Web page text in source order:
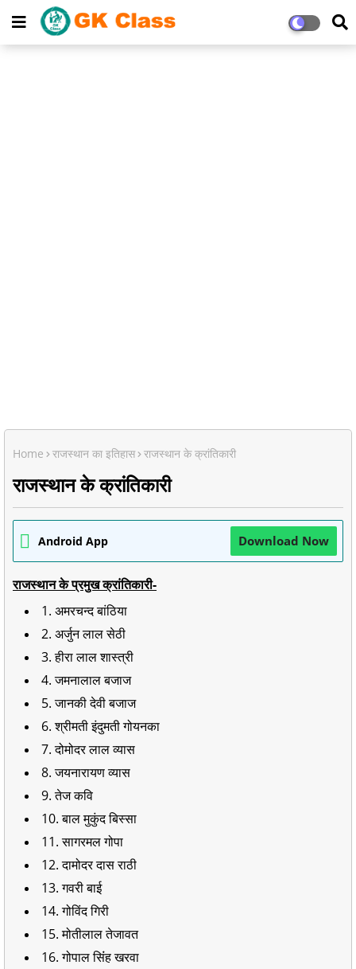
Home राजस्थान का इतिहास राजस्थान के क्रांतिकारी
राजस्थान के क्रांतिकारी
Android App Download Now
राजस्थान के प्रमुख क्रांतिकारी-
1. अमरचन्द बांठिया
2. अर्जुन लाल सेठी
3. हीरा लाल शास्त्री
4. जमनालाल बजाज
5. जानकी देवी बजाज
6. श्रीमती इंदुमती गोयनका
7. दोमोदर लाल व्यास
8. जयनारायण व्यास
9. तेज कवि
10. बाल मुकुंद बिस्सा
11. सागरमल गोपा
12. दामोदर दास राठी
13. गवरी बाई
14. गोविंद गिरी
15. मोतीलाल तेजावत
16. गोपाल सिंंह खरवा